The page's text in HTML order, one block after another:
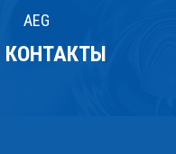
AEG
КОНТАКТЫ